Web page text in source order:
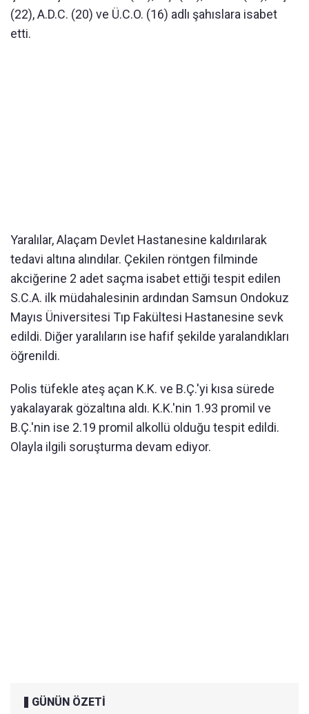
(22), A.D.C. (20) ve Ü.C.O. (16) adlı şahıslara isabet
etti.
Yaralılar, Alaçam Devlet Hastanesine kaldırılarak
tedavi altına alındılar. Çekilen röntgen filminde
akciğerine 2 adet saçma isabet ettiği tespit edilen
S.C.A. ilk müdahalesinin ardından Samsun Ondokuz
Mayıs Üniversitesi Tıp Fakültesi Hastanesine sevk
edildi. Diğer yaralıların ise hafif şekilde yaralandıkları
öğrenildi.
Polis tüfekle ateş açan K.K. ve B.Ç.'yi kısa sürede
yakalayarak gözaltına aldı. K.K.'nin 1.93 promil ve
B.Ç.'nin ise 2.19 promil alkollü olduğu tespit edildi.
Olayla ilgili soruşturma devam ediyor.
GÜNÜN ÖZETİ